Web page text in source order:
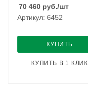
70 460 руб./шт
Артикул: 6452
КУПИТЬ
КУПИТЬ В 1 КЛИК